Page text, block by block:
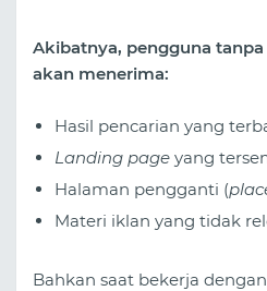
Akibatnya, pengguna
akan menerima:
Hasil pencarian yang
Landing page yang
Halaman pengganti (
Materi iklan yang tidak
Bahkan saat bekerja